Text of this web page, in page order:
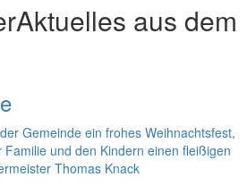
Aktuelles aus dem
Gemeinde ein frohes Weihnachtsfest,
und den Kindern einen fleißigen
Thomas Knack